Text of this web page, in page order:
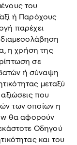
του
ή Παρόχους
παρέχει
διαμεσολάβηση
η χρήση της
σε
ή σύναψη
μεταξύ
που
των οποίων η
θα αφορούν
Οδηγού
και του